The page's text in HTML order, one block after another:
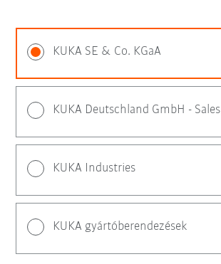
KUKA SE & Co. KGaA
KUKA Deutschland GmbH - Sales
KUKA Industries
KUKA gyártóberendezések